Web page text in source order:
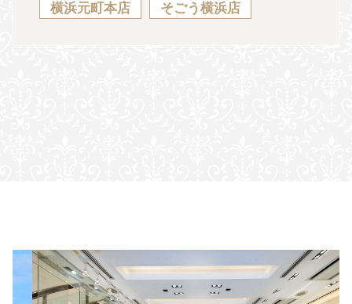
横浜元町本店 そごう横浜店